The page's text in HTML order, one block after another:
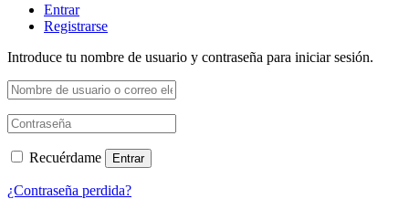
Entrar
Registrarse
Introduce tu nombre de usuario y contraseña para iniciar sesión.
Recuérdame Entrar
¿Contraseña perdida?